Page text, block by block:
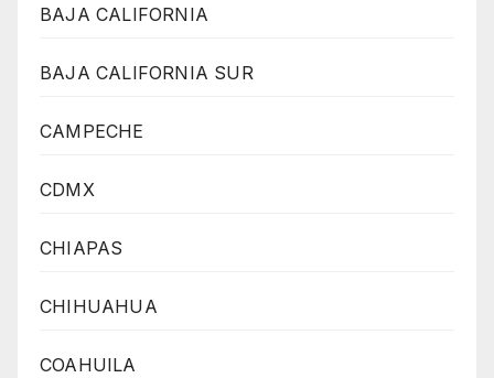
BAJA CALIFORNIA
BAJA CALIFORNIA SUR
CAMPECHE
CDMX
CHIAPAS
CHIHUAHUA
COAHUILA